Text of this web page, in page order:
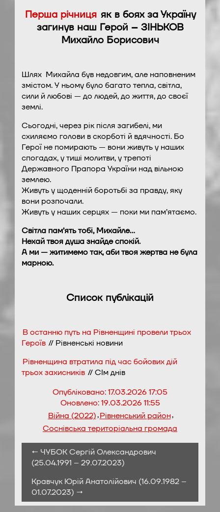
Перша річниця як в боях за Україну
загинув наш Герой – ЗІНЬКОВ
Михайло Борисович
Шлях Михайла був недовгим, але наповненим
змістом. У ньому було багато тепла, світла,
сили й любові — до людей, до життя, до своєї
землі.
Сьогодні, через рік після загибелі, ми
схиляємо голови в скорботі й вдячності. Бо
Герої не помирають — вони живуть у наших
спогадах, у тиші молитви, у трепоті
Державного Прапора України над вільною
землею.
Живуть у щоденній боротьбі за правду, яку
вони розпочали.
Живуть у наших серцях — поки ми пам’ятаємо.
Світла пам’ять тобі, Михайле…
Нехай твоя душа знайде спокій.
А ми — житимемо так, аби твоя жертва не була
марною.
Список публікацій
В останню путь на Рівненщині провели трьох
Героїв // Рівненські новини
Рівненщина втратила під час бойових дій
трьох захисників // СІм днів
Опубліковано:17.03.2026 17:05
Оновлено:19.03.2026 11:55
Війна (2022),Рівненський район,
Соснівська територіальна громада
← ЧУБОК Сергій Олександрович
(25.04.1991 – 29.07.2023)
Кравчук Юрій Анатолійович (16.09.1982 –
01.07.2023) →